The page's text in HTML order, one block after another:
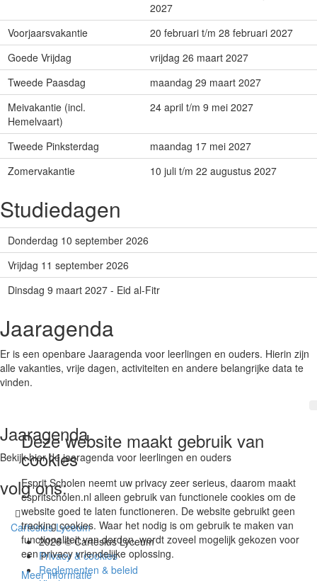
2027
Voorjaarsvakantie
20 februari t/m 28 februari 2027
Goede Vrijdag
vrijdag 26 maart 2027
Tweede Paasdag
maandag 29 maart 2027
Meivakantie (incl.
Hemelvaart)
24 april t/m 9 mei 2027
Tweede Pinksterdag
maandag 17 mei 2027
Zomervakantie
10 juli t/m 22 augustus 2027
Studiedagen
Donderdag 10 september 2026
Vrijdag 11 september 2026
Dinsdag 9 maart 2027 - Eid al-Fitr
Jaaragenda
Er is een openbare Jaaragenda voor leerlingen en ouders. Hierin zijn
alle vakanties, vrije dagen, activiteiten en andere belangrijke data te
vinden.
Jaaragenda
Bekijk hier de jaaragenda voor leerlingen en ouders
volg ons:
Cartesius Lyceum
2026 © Cartesius Lyceum
Privacy & cookies
Reglementen & beleid
Deze website maakt gebruik van
cookies
Esprit Scholen neemt uw privacy zeer serieus, daarom maakt
espritscholen.nl alleen gebruik van functionele cookies om de
website goed te laten functioneren. De website gebruikt geen
tracking cookies. Waar het nodig is om gebruik te maken van
functionaliteit van derden, wordt zoveel mogelijk gekozen voor
een privacy vriendelijke oplossing.
Meer informatie